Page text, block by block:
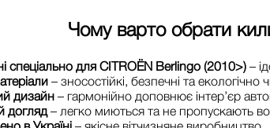
Чому варто обрати
спеціально для CITROЁN Berlingo (2010>) –
– зносостійкі, безпечні та екологічно
дизайн – гармонійно доповнює інтер’єр
догляд– легко миються та не пропускають